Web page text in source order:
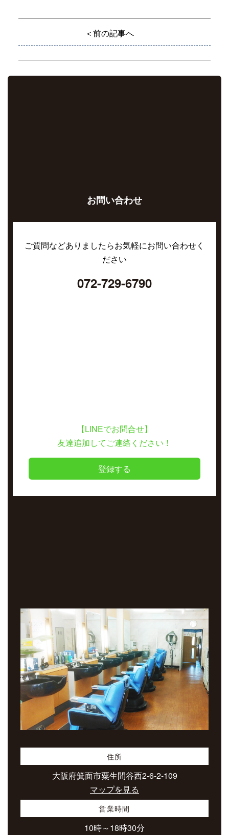
＜前の記事へ
お問い合わせ
ご質問などありましたらお気軽にお問い合わせく
ださい
072-729-6790
【LINEでお問合せ】
友達追加してご連絡ください！
登録する
住所
大阪府箕面市粟生間谷西2-6-2-109
マップを見る
営業時間
10時～18時30分